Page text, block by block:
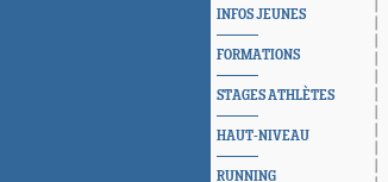
INFOS JEUNES
FORMATIONS
STAGES ATHLÈTES
HAUT-NIVEAU
RUNNING